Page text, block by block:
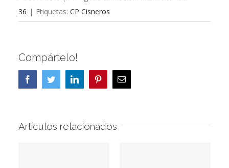
36 | Etiquetas: CP Cisneros
Compártelo!
FacebookTwitterLinkedInPinterestCorreo
electrónico
Artículos relacionados